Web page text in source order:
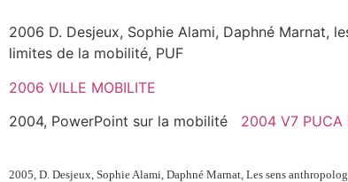
2006 D. Desjeux, Sophie Alami, Daphné Marnat,
limites de la mobilité, PUF
2006 VILLE MOBILITE
2004, PowerPoint sur la mobilité 2004 V7
2005, D. Desjeux, Sophie Alami, Daphné Marnat, Les sens